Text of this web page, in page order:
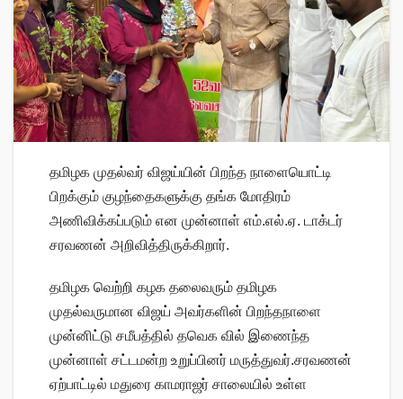
தமிழக முதல்வர் விஜய்யின் பிறந்த நாளையொட்டி
பிறக்கும் குழந்தைகளுக்கு தங்க மோதிரம்
அணிவிக்கப்படும் என முன்னாள் எம்.எல்.ஏ. டாக்டர்
சரவணன் அறிவித்திருக்கிறார்.
தமிழக வெற்றி கழக தலைவரும் தமிழக
முதல்வருமான விஜய் அவர்களின் பிறந்தநாளை
முன்னிட்டு சமீபத்தில் தவெக வில் இணைந்த
முன்னாள் சட்டமன்ற உறுப்பினர் மருத்துவர்.சரவணன்
ஏற்பாட்டில் மதுரை காமராஜர் சாலையில் உள்ள